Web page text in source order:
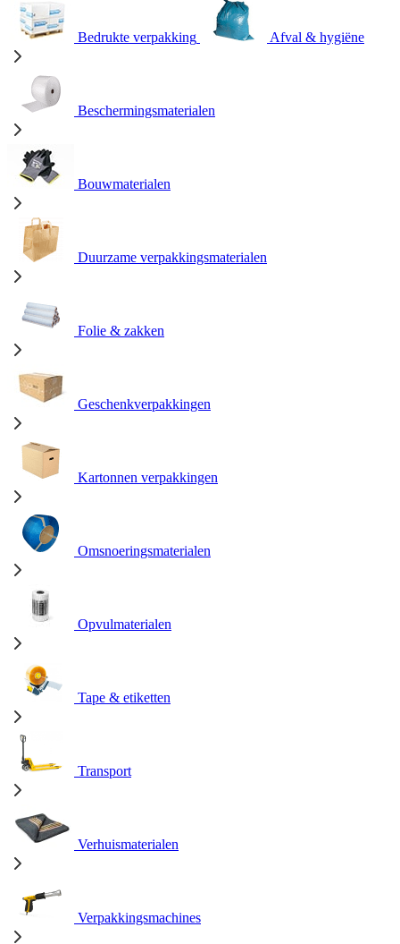
Bedrukte verpakking Afval & hygiëne
Beschermingsmaterialen
Bouwmaterialen
Duurzame verpakkingsmaterialen
Folie & zakken
Geschenkverpakkingen
Kartonnen verpakkingen
Omsnoeringsmaterialen
Opvulmaterialen
Tape & etiketten
Transport
Verhuismaterialen
Verpakkingsmachines